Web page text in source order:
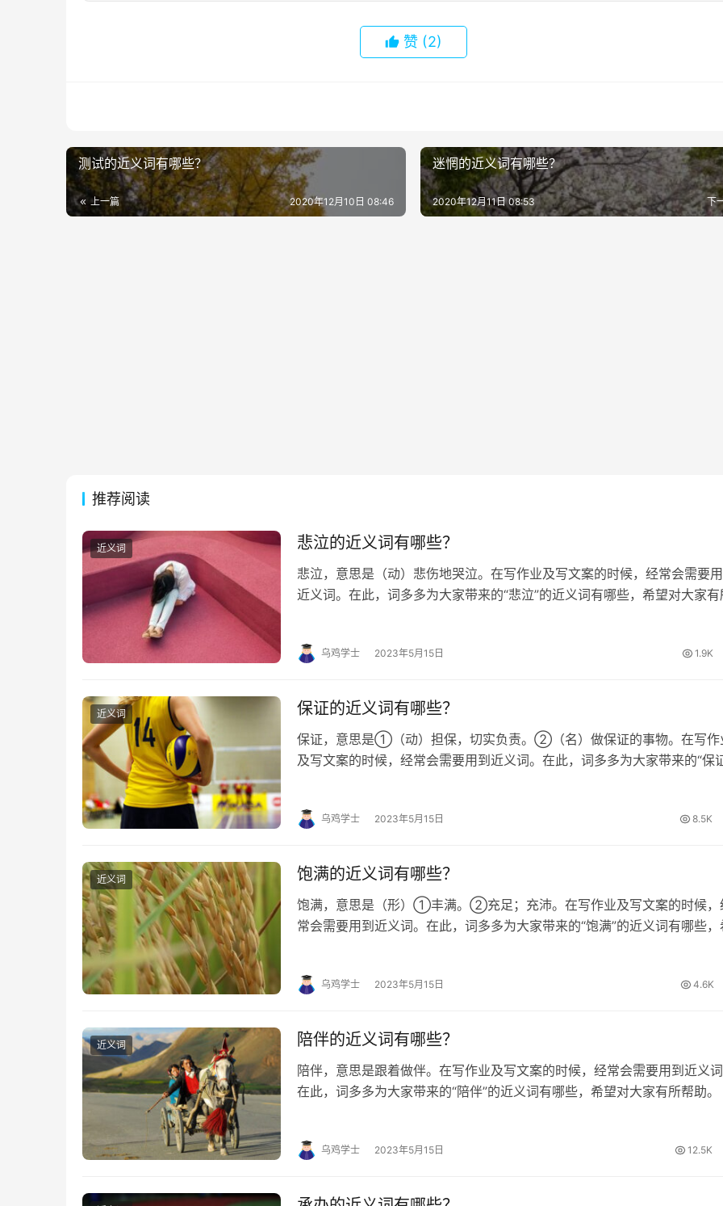
赞 (2)
测试的近义词有哪些？
上一篇 2020年12月10日 08:46
迷惘的近义词有哪些？
下
2020年12月11日 08:53
推荐阅读
近义词 悲泣的近义词有哪些？
悲泣，意思是（动）悲伤地哭泣。在写作业及写文案的时候，经常会需要
近义词。在此，词多多为大家带来的“悲泣”的近义词有哪些，希望对大家有
乌鸡学士 2023年5月15日 1.9K
近义词 保证的近义词有哪些？
保证，意思是①（动）担保，切实负责。②（名）做保证的事物。在写作
及写文案的时候，经常会需要用到近义词。在此，词多多为大家带来的“保
乌鸡学士 2023年5月15日 8.5K
近义词 饱满的近义词有哪些？
饱满，意思是（形）①丰满。②充足；充沛。在写作业及写文案的时候，
常会需要用到近义词。在此，词多多为大家带来的“饱满”的近义词有哪些，
乌鸡学士 2023年5月15日 4.6K
近义词 陪伴的近义词有哪些？
陪伴，意思是跟着做伴。在写作业及写文案的时候，经常会需要用到近义
在此，词多多为大家带来的“陪伴”的近义词有哪些，希望对大家有所帮助
乌鸡学士 2023年5月15日 12.5K